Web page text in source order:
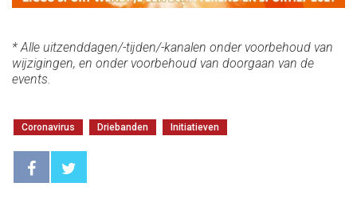
* Alle uitzenddagen/-tijden/-kanalen onder voorbehoud van
wijzigingen, en onder voorbehoud van doorgaan van de
events.
Coronavirus Driebanden Initiatieven